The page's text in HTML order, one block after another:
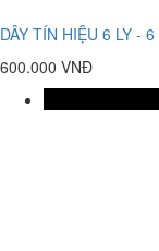
DÂY TÍN HIỆU 6 LY -
600.000 VNĐ